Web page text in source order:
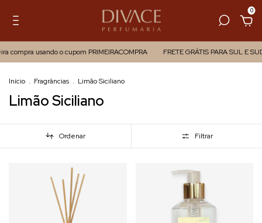
0
compra usando o cupom PRIMEIRACOMPRA FRETE GRÁTIS PARA SUL E
Início . Fragrâncias . Limão Siciliano
Limão Siciliano
Ordenar Filtrar